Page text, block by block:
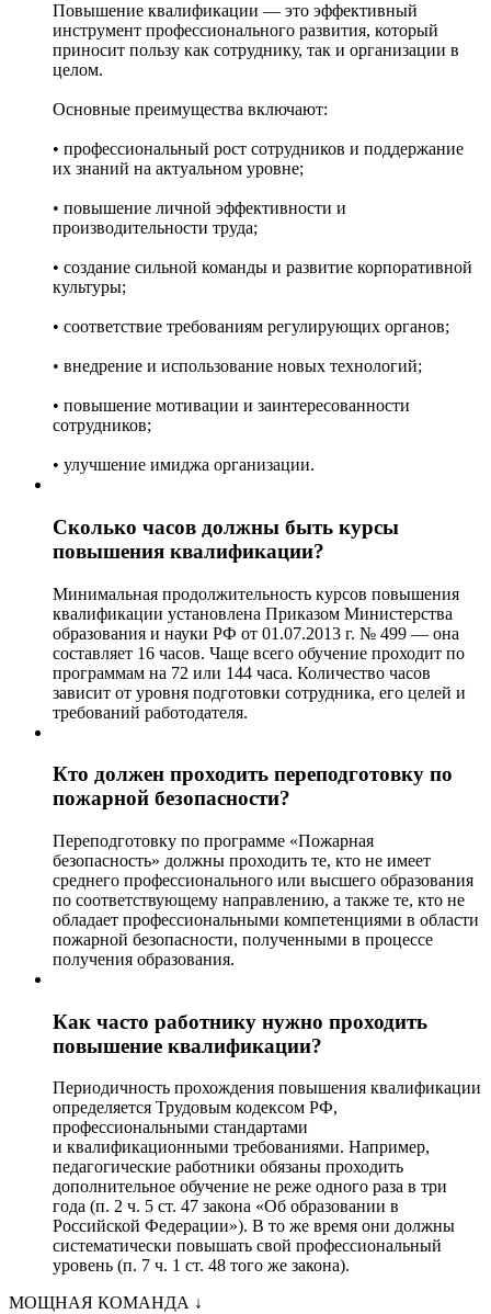
Повышение квалификации — это эффективный
инструмент профессионального развития, который
приносит пользу как сотруднику, так и организации в
целом.
Основные преимущества включают:
• профессиональный рост сотрудников и поддержание
их знаний на актуальном уровне;
• повышение личной эффективности и
производительности труда;
• создание сильной команды и развитие корпоративной
культуры;
• соответствие требованиям регулирующих органов;
• внедрение и использование новых технологий;
• повышение мотивации и заинтересованности
сотрудников;
• улучшение имиджа организации.
Сколько часов должны быть курсы
повышения квалификации?
Минимальная продолжительность курсов повышения
квалификации установлена Приказом Министерства
образования и науки РФ от 01.07.2013 г. № 499 — она
составляет 16 часов. Чаще всего обучение проходит по
программам на 72 или 144 часа. Количество часов
зависит от уровня подготовки сотрудника, его целей и
требований работодателя.
Кто должен проходить переподготовку по
пожарной безопасности?
Переподготовку по программе «Пожарная
безопасность» должны проходить те, кто не имеет
среднего профессионального или высшего образования
по соответствующему направлению, а также те, кто не
обладает профессиональными компетенциями в области
пожарной безопасности, полученными в процессе
получения образования.
Как часто работнику нужно проходить
повышение квалификации?
Периодичность прохождения повышения квалификации
определяется Трудовым кодексом РФ,
профессиональными стандартами
и квалификационными требованиями. Например,
педагогические работники обязаны проходить
дополнительное обучение не реже одного раза в три
года (п. 2 ч. 5 ст. 47 закона «Об образовании в
Российской Федерации»). В то же время они должны
систематически повышать свой профессиональный
уровень (п. 7 ч. 1 ст. 48 того же закона).
МОЩНАЯ КОМАНДА ↓